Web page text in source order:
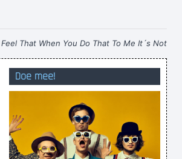
That When You Do That To Me It´s Not
Nice~ Michael Jackson
Tonijn konijn komijn koolmijn
verknoeien? Wij ook, dus dat zit wel snor!
naar ons, je leert misschien nog wat bij!
'k snap et ni?
we naar de televisie kijken in het donker.
Doe mee!